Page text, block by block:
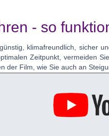
- so
klimafreundlich, sicher
Zeitpunkt, vermeiden
der Film, wie Sie auch an